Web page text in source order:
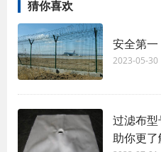
猜你喜欢
安全第
2023-05-30
过滤布型
助你更